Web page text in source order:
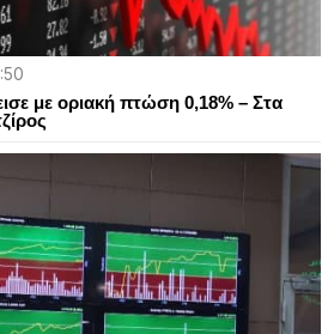
με οριακή πτώση 0,18% – Στα